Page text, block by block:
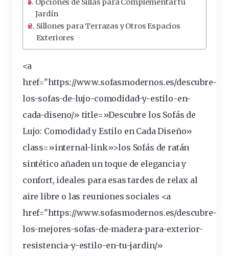
Opciones de Sillas para Complementar tu
Jardín
Sillones para Terrazas y Otros Espacios
Exteriores
<a
href="https://www.sofasmodernos.es/descubre-
los-sofas-de-lujo-comodidad-y-estilo-en-
cada-diseno/» title=»Descubre los Sofás de
Lujo: Comodidad y Estilo en Cada Diseño»
class=»internal-link»>los Sofás de ratán
sintético añaden un toque de elegancia y
confort, ideales para esas tardes de relax al
aire libre o las reuniones sociales <a
href="https://www.sofasmodernos.es/descubre-
los-mejores-sofas-de-madera-para-exterior-
resistencia-y-estilo-en-tu-jardin/»